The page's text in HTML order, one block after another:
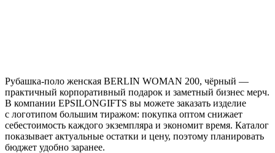
Рубашка-поло женская BERLIN WOMAN 200, чёрный —
практичный корпоративный подарок и заметный бизнес мерч.
В компании EPSILONGIFTS вы можете заказать изделие
с логотипом большим тиражом: покупка оптом снижает
себестоимость каждого экземпляра и экономит время. Каталог
показывает актуальные остатки и цену, поэтому планировать
бюджет удобно заранее.